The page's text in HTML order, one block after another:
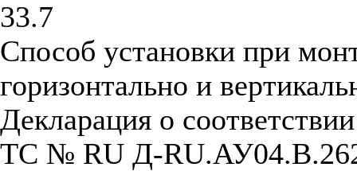
33.7
Способ установки при
горизонтально и
Декларация о
ТС № RU Д-